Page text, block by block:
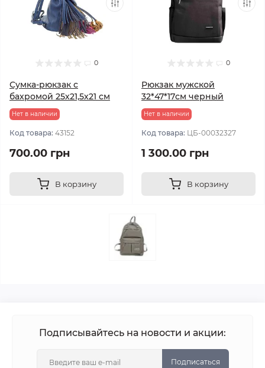
0
Сумка-рюкзак с
бахромой 25х21,5х21 см
Нет в наличии
Код товара: 43152
700.00 грн
В корзину
0
Рюкзак мужской
32*47*17см черный
Нет в наличии
Код товара: ЦБ-00032327
1 300.00 грн
В корзину
Подписывайтесь на новости и акции:
Подписаться